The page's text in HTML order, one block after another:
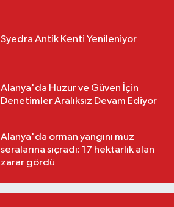
Syedra Antik Kenti Yenileniyor
Alanya'da Huzur ve Güven İçin
Denetimler Aralıksız Devam Ediyor
Alanya'da orman yangını muz
seralarına sıçradı: 17 hektarlık alan
zarar gördü